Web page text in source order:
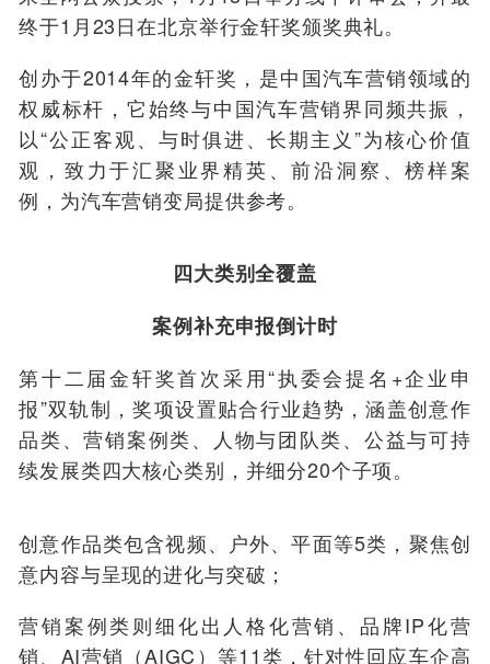
终于1月23日在北京举行金轩奖颁奖典礼。
创办于2014年的金轩奖，是中国汽车营销领域的
权威标杆，它始终与中国汽车营销界同频共振，
以“公正客观、与时俱进、长期主义”为核心价值
观，致力于汇聚业界精英、前沿洞察、榜样案
例，为汽车营销变局提供参考。
四大类别全覆盖
案例补充申报倒计时
第十二届金轩奖首次采用“执委会提名+企业申
报”双轨制，奖项设置贴合行业趋势，涵盖创意作
品类、营销案例类、人物与团队类、公益与可持
续发展类四大核心类别，并细分20个子项。
创意作品类包含视频、户外、平面等5类，聚焦创
意内容与呈现的进化与突破；
营销案例类则细化出人格化营销、品牌IP化营
销、AI营销（AIGC）等11类，针对性回应车企高